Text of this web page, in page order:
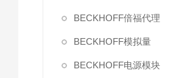
BECKHOFF倍福代理
BECKHOFF模拟量
BECKHOFF电源模块